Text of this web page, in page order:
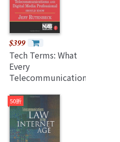
$399
Tech Terms: What
Every
Telecommunications
Professional Should
Know, 3/e
(Paperback)
50折